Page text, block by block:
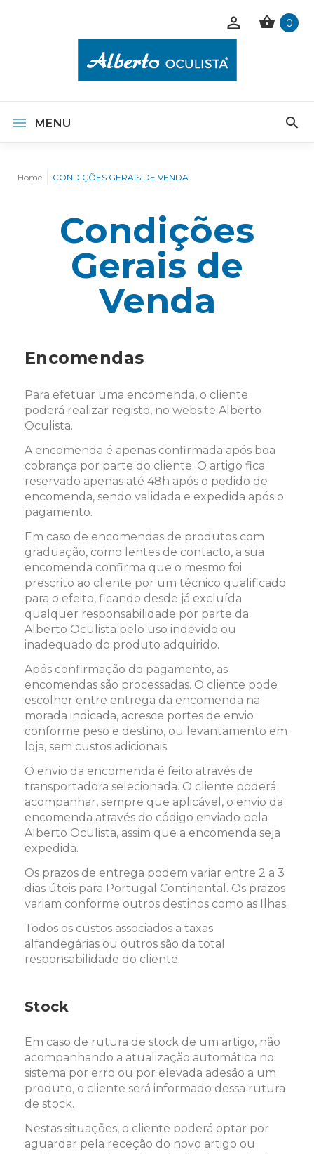
0
MENU
Home CONDIÇÕES GERAIS DE VENDA
Condições
Gerais de
Venda
Encomendas
Para efetuar uma encomenda, o cliente
poderá realizar registo, no website Alberto
Oculista.
A encomenda é apenas confirmada após boa
cobrança por parte do cliente. O artigo fica
reservado apenas até 48h após o pedido de
encomenda, sendo validada e expedida após o
pagamento.
Em caso de encomendas de produtos com
graduação, como lentes de contacto, a sua
encomenda confirma que o mesmo foi
prescrito ao cliente por um técnico qualificado
para o efeito, ficando desde já excluída
qualquer responsabilidade por parte da
Alberto Oculista pelo uso indevido ou
inadequado do produto adquirido.
Após confirmação do pagamento, as
encomendas são processadas. O cliente pode
escolher entre entrega da encomenda na
morada indicada, acresce portes de envio
conforme peso e destino, ou levantamento em
loja, sem custos adicionais.
O envio da encomenda é feito através de
transportadora selecionada. O cliente poderá
acompanhar, sempre que aplicável, o envio da
encomenda através do código enviado pela
Alberto Oculista, assim que a encomenda seja
expedida.
Os prazos de entrega podem variar entre 2 a 3
dias úteis para Portugal Continental. Os prazos
variam conforme outros destinos como as Ilhas.
Todos os custos associados a taxas
alfandegárias ou outros são da total
responsabilidade do cliente.
Stock
Em caso de rutura de stock de um artigo, não
acompanhando a atualização automática no
sistema por erro ou por elevada adesão a um
produto, o cliente será informado dessa rutura
de stock.
Nestas situações, o cliente poderá optar por
aguardar pela receção do novo artigo ou